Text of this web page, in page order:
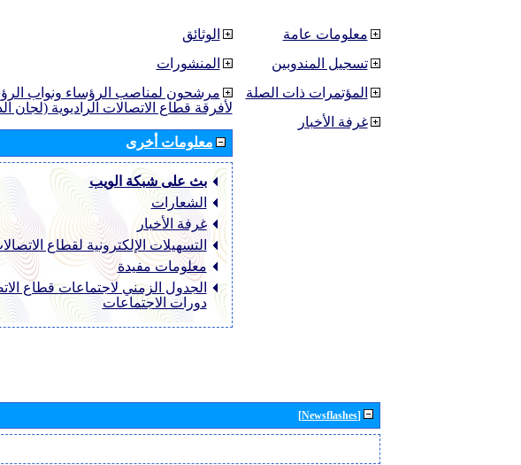
الوثائق
المنشورات
مرشحون لمناصب الرؤساء ونواب
لأفرقة قطاع الاتصالات الراديوية (لجان
معلومات أخرى
بث على شبكة الويب
الشعارات
غرفة الأخبار
التسهيلات الإلكترونية لقطاع
معلومات مفيدة
الجدول الزمني لاجتماعات قطاع
دورات الاجتماعات
معلومات عامة
تسجيل المندوبين
المؤتمرات ذات الصلة
غرفة الأخبار
[Newsflashes]